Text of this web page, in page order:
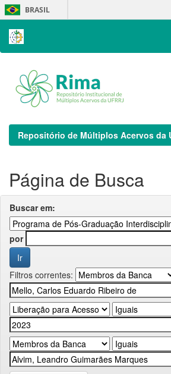
Skip
navigation
BRASIL
Repositório de Múltiplos Acervos da
Página de Busca
Buscar em:
por
Filtros correntes: